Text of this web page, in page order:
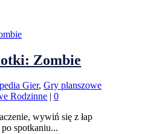
Zombie
Gier,Gry planszowe
Rodzinne |0
wywiń się z łap
spotkaniu...